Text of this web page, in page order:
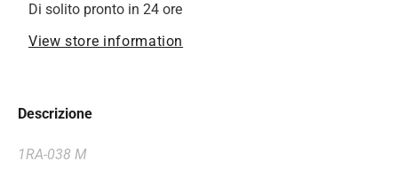
Di solito pronto in 24 ore
View store information
Descrizione
1RA-038 M